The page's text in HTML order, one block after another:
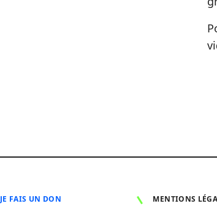
JE FAIS UN DON MENTIONS